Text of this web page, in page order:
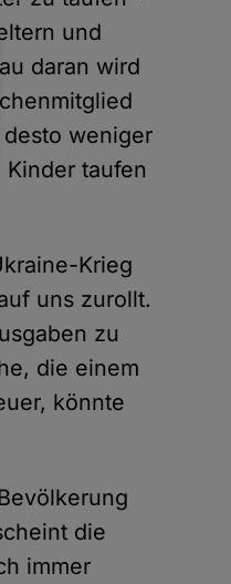
und
daran wird
weniger
taufen
Krieg
uns zurollt.
zu
die einem
könnte
die
immer